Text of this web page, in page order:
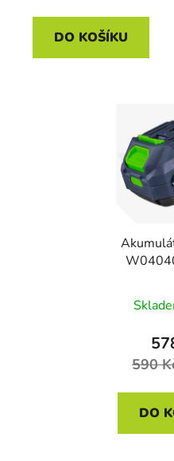
DO KOŠÍKU
590
DO